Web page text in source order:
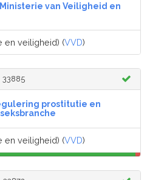
van Veiligheid en
en veiligheid) (VVD)
33885
prostitutie en
en veiligheid) (VVD)